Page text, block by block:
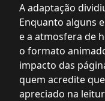
A adaptação
Enquanto alguns
e a atmosfera de
o formato
impacto das
quem acredite
apreciado na